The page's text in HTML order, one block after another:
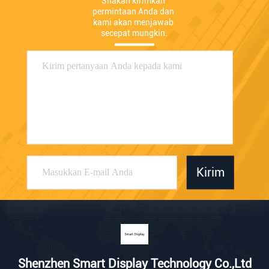
permintaan Anda dan
kami akan menjawab
secepat mungkin.
Kirim
Shenzhen Smart Display Technology Co.,Ltd